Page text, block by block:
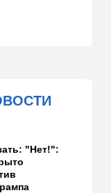
"Нет!":